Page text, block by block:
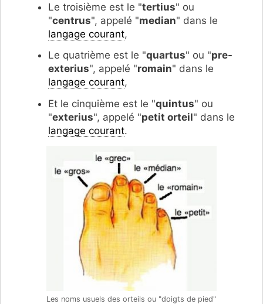
Le troisième est le "tertius" ou
"centrus", appelé "median" dans le
langage courant,
Le quatrième est le "quartus" ou "pre-
exterius", appelé "romain" dans le
langage courant,
Et le cinquième est le "quintus" ou
"exterius", appelé "petit orteil" dans le
langage courant.
Les noms usuels des orteils ou "doigts de pied"